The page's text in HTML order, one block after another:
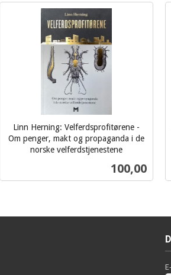
Linn Herning: Velferdsprofitørene -
Om penger, makt og propaganda i de
norske velferdstjenestene
Pris
100,00